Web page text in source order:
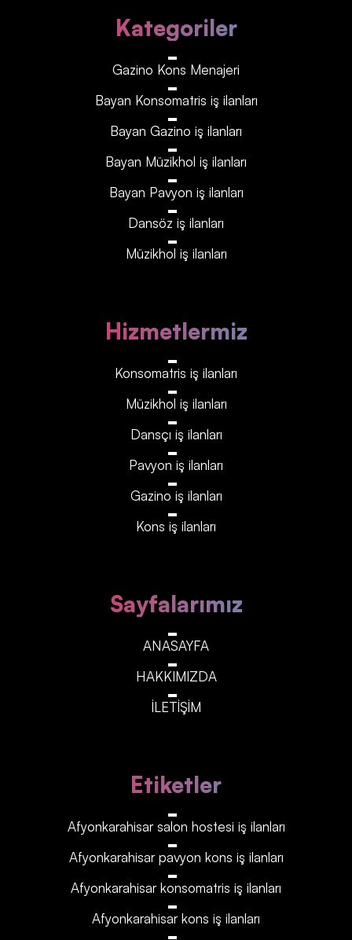
Kategoriler
Gazino Kons Menajeri
Bayan Konsomatris iş ilanları
Bayan Gazino iş ilanları
Bayan Müzikhol iş ilanları
Bayan Pavyon iş ilanları
Dansöz iş ilanları
Müzikhol iş ilanları
Hizmetlermiz
Konsomatris iş ilanları
Müzikhol iş ilanları
Dansçı iş ilanları
Pavyon iş ilanları
Gazino iş ilanları
Kons iş ilanları
Sayfalarımız
ANASAYFA
HAKKIMIZDA
İLETİŞİM
Etiketler
Afyonkarahisar‎‎‎‎ salon hostesi iş ilanları
Afyonkarahisar‎‎‎‎ pavyon kons iş ilanları
Afyonkarahisar‎‎‎‎ konsomatris iş ilanları
Afyonkarahisar‎‎‎‎ kons iş ilanları